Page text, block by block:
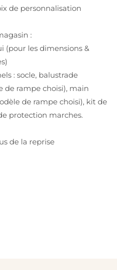
de personnalisation
:
(pour les dimensions &
: socle, balustrade
de rampe choisi), main
de rampe choisi), kit de
protection marches.
de la reprise